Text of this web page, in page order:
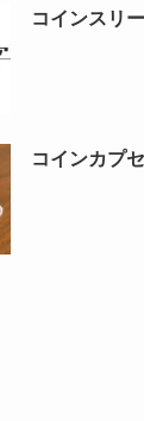
コインスリ
コインカプ